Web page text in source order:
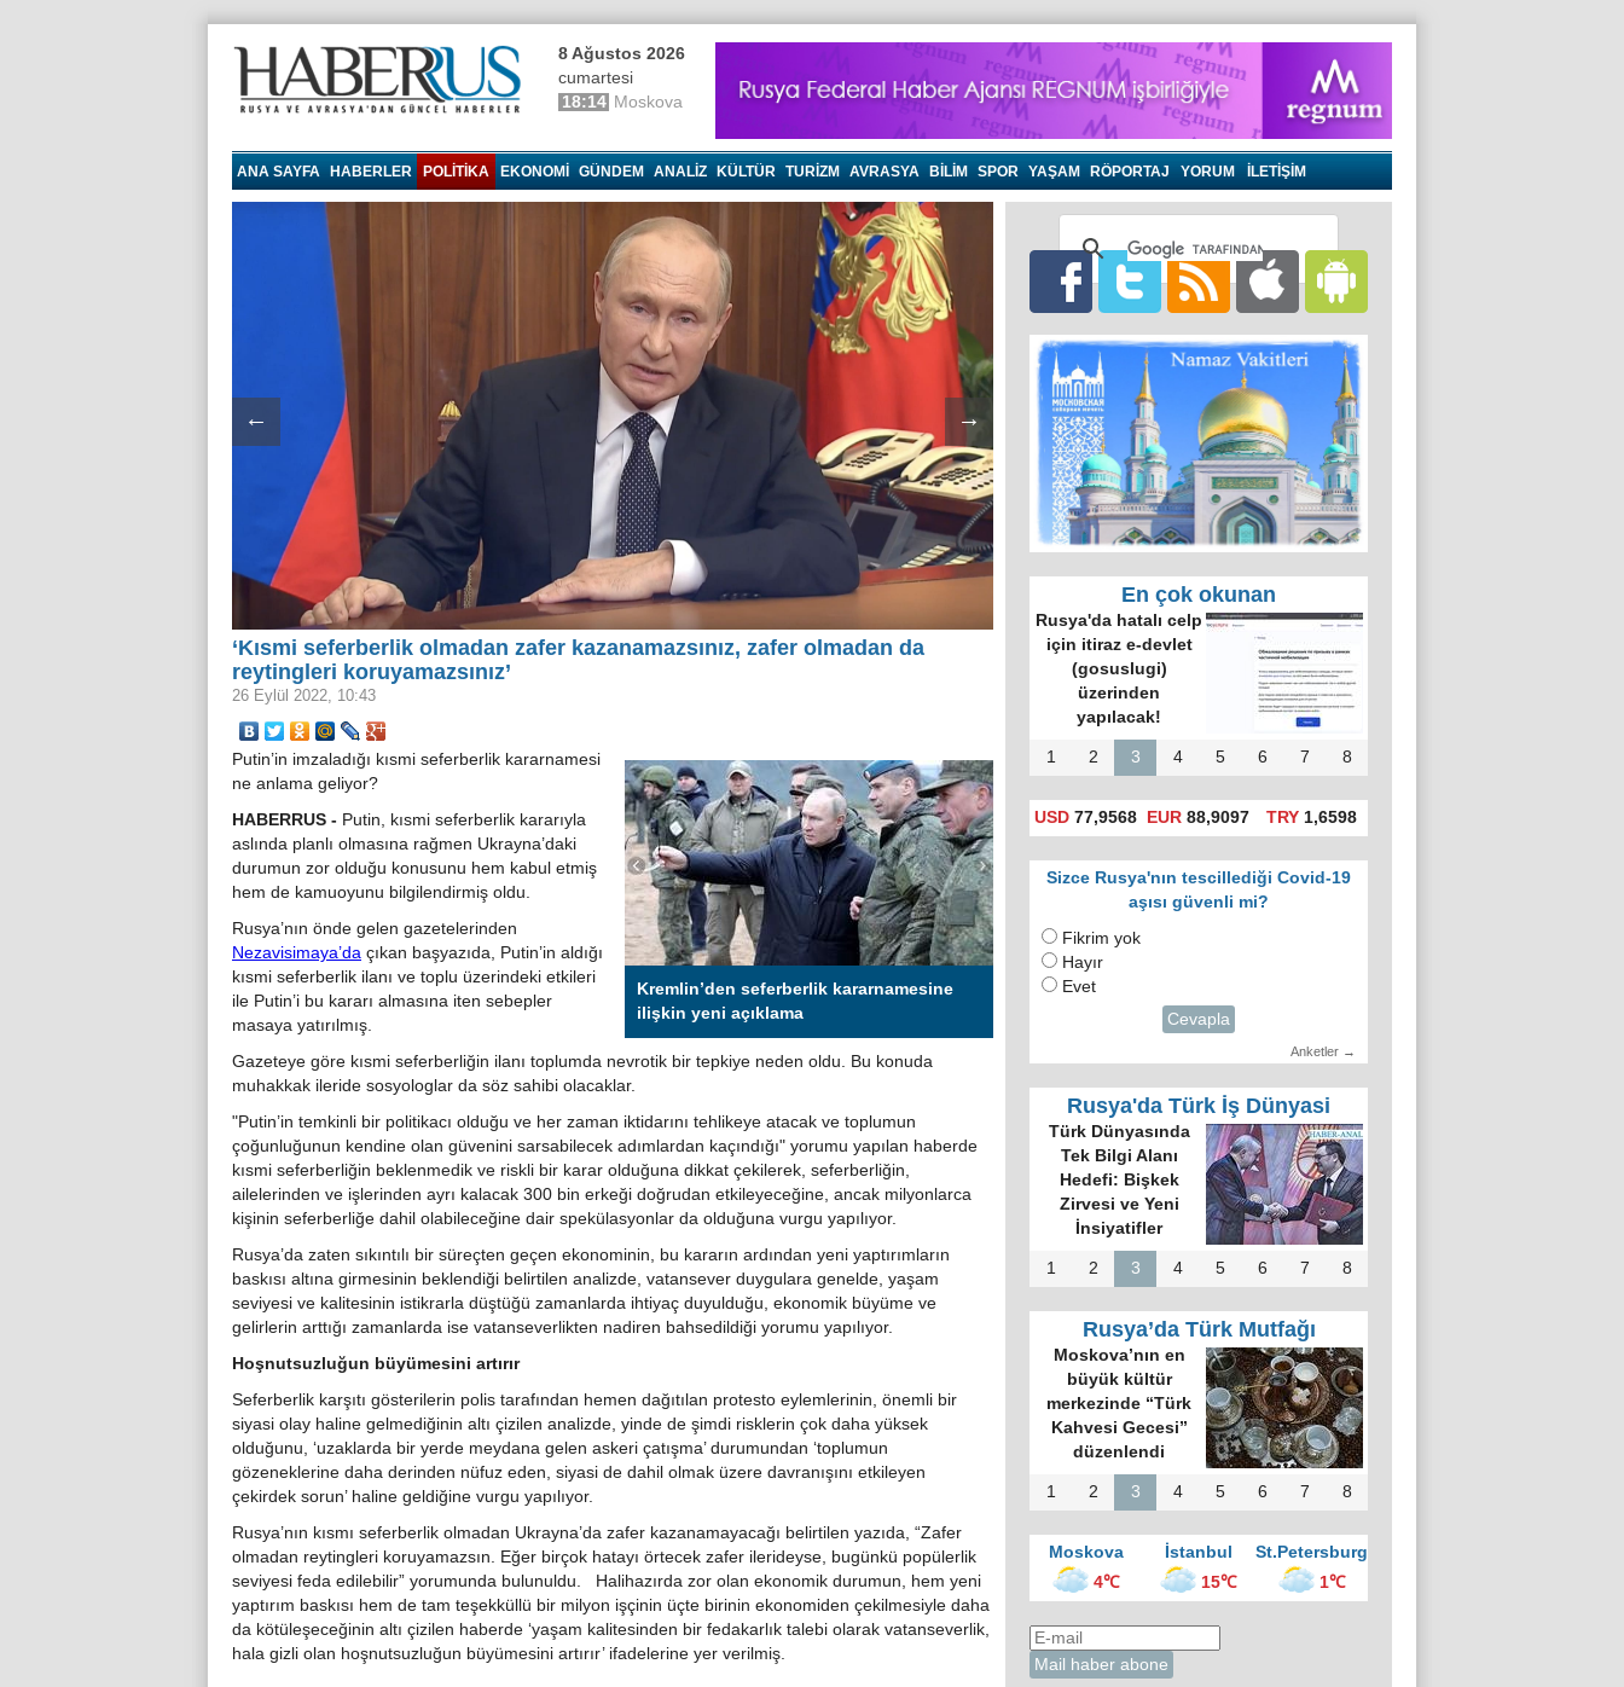
8 Ağustos 2026
cumartesi
18:14 Moskova
ANA SAYFA HABERLER POLITIKA EKONOMI GÜNDEM ANALIZ KÜLTÜR TURIZM AVRASYA BILIM SPOR YAŞAM RÖPORTAJ YORUM İLETİŞİM
← →
‘Kısmi seferberlik olmadan zafer kazanamazsınız, zafer olmadan da
reytingleri koruyamazsınız’
26 Eylül 2022, 10:43
Kremlin’den seferberlik kararnamesine
ilişkin yeni açıklama
Putin’in imzaladığı kısmi seferberlik kararnamesi
ne anlama geliyor?
HABERRUS - Putin, kısmi seferberlik kararıyla
aslında planlı olmasına rağmen Ukrayna’daki
durumun zor olduğu konusunu hem kabul etmiş
hem de kamuoyunu bilgilendirmiş oldu.
Rusya’nın önde gelen gazetelerinden
Nezavisimaya’da çıkan başyazıda, Putin’in aldığı
kısmi seferberlik ilanı ve toplu üzerindeki etkileri
ile Putin’i bu kararı almasına iten sebepler
masaya yatırılmış.
Gazeteye göre kısmi seferberliğin ilanı toplumda nevrotik bir tepkiye neden oldu. Bu konuda
muhakkak ileride sosyologlar da söz sahibi olacaklar.
"Putin’in temkinli bir politikacı olduğu ve her zaman iktidarını tehlikeye atacak ve toplumun
çoğunluğunun kendine olan güvenini sarsabilecek adımlardan kaçındığı" yorumu yapılan haberde
kısmi seferberliğin beklenmedik ve riskli bir karar olduğuna dikkat çekilerek, seferberliğin,
ailelerinden ve işlerinden ayrı kalacak 300 bin erkeği doğrudan etkileyeceğine, ancak milyonlarca
kişinin seferberliğe dahil olabileceğine dair spekülasyonlar da olduğuna vurgu yapılıyor.
Rusya’da zaten sıkıntılı bir süreçten geçen ekonominin, bu kararın ardından yeni yaptırımların
baskısı altına girmesinin beklendiği belirtilen analizde, vatansever duygulara genelde, yaşam
seviyesi ve kalitesinin istikrarla düştüğü zamanlarda ihtiyaç duyulduğu, ekonomik büyüme ve
gelirlerin arttığı zamanlarda ise vatanseverlikten nadiren bahsedildiği yorumu yapılıyor.
Hoşnutsuzluğun büyümesini artırır
Seferberlik karşıtı gösterilerin polis tarafından hemen dağıtılan protesto eylemlerinin, önemli bir
siyasi olay haline gelmediğinin altı çizilen analizde, yinde de şimdi risklerin çok daha yüksek
olduğunu, ‘uzaklarda bir yerde meydana gelen askeri çatışma’ durumundan ‘toplumun
gözeneklerine daha derinden nüfuz eden, siyasi de dahil olmak üzere davranışını etkileyen
çekirdek sorun’ haline geldiğine vurgu yapılıyor.
Rusya’nın kısmı seferberlik olmadan Ukrayna’da zafer kazanamayacağı belirtilen yazıda, “Zafer
olmadan reytingleri koruyamazsın. Eğer birçok hatayı örtecek zafer ilerideyse, bugünkü popülerlik
seviyesi feda edilebilir” yorumunda bulunuldu. Halihazırda zor olan ekonomik durumun, hem yeni
yaptırım baskısı hem de tam teşekküllü bir milyon işçinin üçte birinin ekonomiden çekilmesiyle daha
da kötüleşeceğinin altı çizilen haberde ‘yaşam kalitesinden bir fedakarlık talebi olarak vatanseverlik,
hala gizli olan hoşnutsuzluğun büyümesini artırır’ ifadelerine yer verilmiş.
En çok okunan
Rusya'da hatalı celp
için itiraz e-devlet
(gosuslugi)
üzerinden
yapılacak!
1 2 3 4 5 6 7 8
USD 77,9568 EUR 88,9097 TRY1,6598
Sizce Rusya'nın tescillediği Covid-19
aşısı güvenli mi?
Fikrim yok
Hayır
Evet
Cevapla
Anketler →
Rusya'da Türk İş Dünyasi
Türk Dünyasında
Tek Bilgi Alanı
Hedefi: Bişkek
Zirvesi ve Yeni
İnsiyatifler
1 2 3 4 5 6 7 8
Rusya’da Türk Mutfağı
Moskova’nın en
büyük kültür
merkezinde “Türk
Kahvesi Gecesi”
düzenlendi
1 2 3 4 5 6 7 8
Moskova İstanbul
St.Petersburg
4℃
15℃ 1℃